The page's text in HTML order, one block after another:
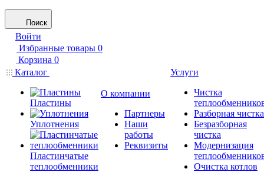
Поиск
Войти
Избранные товары 0
Корзина 0
Каталог
Пластины
Уплотнения
Пластинчатые
теплообменники
О компании
Партнеры
Наши
работы
Реквизиты
Услуги
Чистка
Разборная чистка
Безразборная
чистка
Модернизация
Очистка котлов